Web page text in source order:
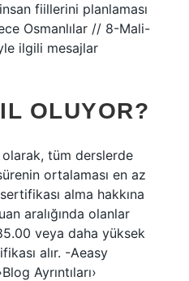
fiillerini planlaması
Osmanlılar // 8-Mali-
ilgili mesajlar
OLUYOR?
tüm derslerde
ortalaması en az
alma hakkına
aralığında olanlar
veya daha yüksek
alır. -Aeasy
Ayrıntıları›